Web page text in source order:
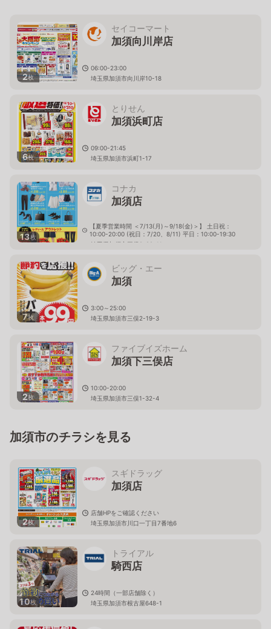
2枚
セイコーマート
加須向川岸店
06:00-23:00
埼玉県加須市向川岸10-18
6枚
とりせん
加須浜町店
09:00-21:45
埼玉県加須市浜町1-17
13枚
コナカ
加須店
【夏季営業時間 ＜7/13(月)～9/18(金)＞】 土日祝：
10:00-20:00 (祝日：7/20、8/11) 平日：10:00-19:30
埼玉県加須市三俣2-29-11
7枚
ビッグ・エー
加須
3:00～25:00
埼玉県加須市三俣2-19-3
2枚
ファイブイズホーム
加須下三俣店
10:00-20:00
埼玉県加須市三俣1-32-4
加須市のチラシを見る
2枚
スギドラッグ
加須店
店舗HPをご確認ください
埼玉県加須市川口一丁目7番地6
10枚
トライアル
騎西店
24時間（一部店舗除く）
埼玉県加須市根古屋648-1